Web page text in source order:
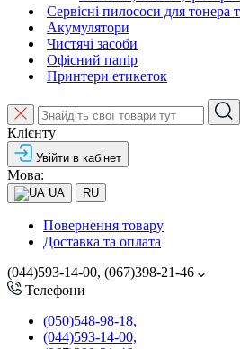
Сервісні пилососи для тонера
Акумулятори
Чистячі засоби
Офісний папір
Принтери етикеток
Клієнту
Увійти в кабінет
Мова:
UA RU
Повернення товару
Доставка та оплата
(044)593-14-00, (067)398-21-46
Телефони
(050)548-98-18,
(044)593-14-00,